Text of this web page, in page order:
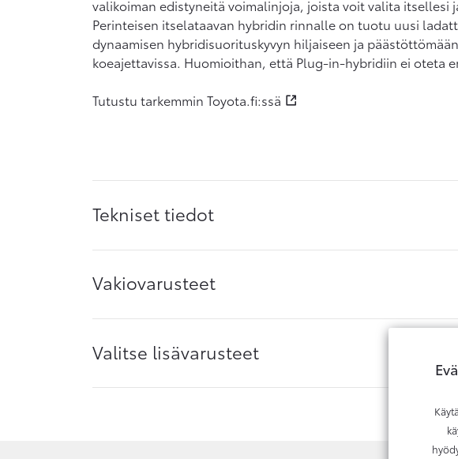
valikoiman edistyneitä voimalinjoja, joista voit valita itsellesi
Perinteisen itselataavan hybridin rinnalle on tuotu uusi
dynaamisen hybridisuorituskyvyn hiljaiseen ja
koeajettavissa. Huomioithan, että Plug-in-hybridiin ei oteta
Tutustu tarkemmin Toyota.fi:ssä
Tekniset tiedot
Vakiovarusteet
Valitse lisävarusteet